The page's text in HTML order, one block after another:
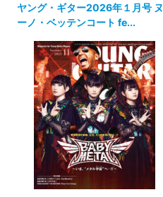
ヤング・ギター2026年１月号 ヌ
ーノ・ベッテンコート fe...